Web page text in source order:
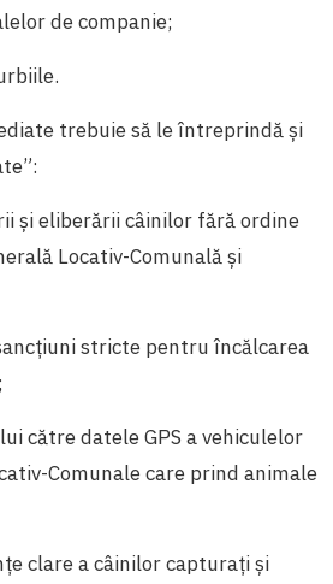
de companie;
trebuie să le întreprindă și
și eliberării câinilor fără ordine
Locativ-Comunală și
stricte pentru încălcarea
către datele GPS a vehiculelor
Comunale care prind animale
clare a câinilor capturați și